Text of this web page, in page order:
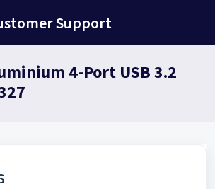
Support
4-Port USB 3.2